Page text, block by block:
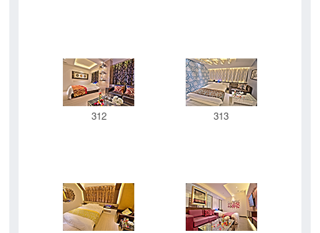
312 313